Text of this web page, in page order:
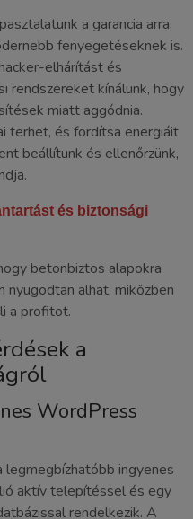
a garancia arra,
fenyegetéseknek is.
elhárítást és
kínálunk, hogy
miatt aggódnia.
terhet, és fordítsa energiáit
beállítunk és ellenőrzünk,
és biztonsági
betonbiztos alapokra
nyugodtan alhat, miközben
a profitot.
a
WordPress
ingyenes
aktív telepítéssel és egy
rendelkezik. A